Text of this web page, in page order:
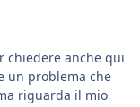
chiedere anche qui
un problema che
riguarda il mio